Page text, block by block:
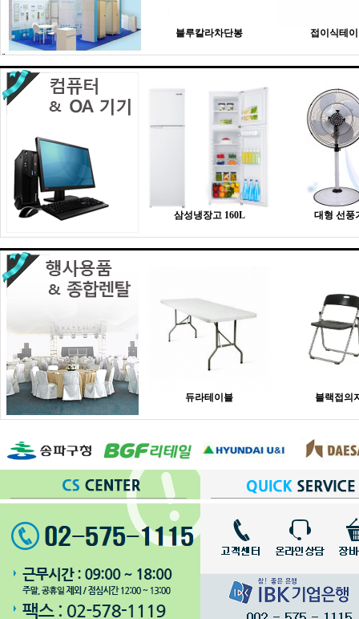
블루칼라차단봉 접이식테
삼성냉장고 160L 대형 선풍
듀라테이블 블랙접의